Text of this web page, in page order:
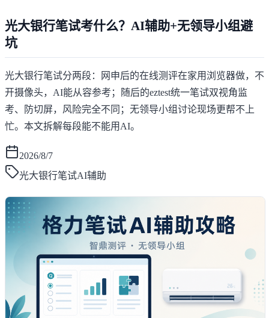
光大银行笔试考什么？AI辅助+无领导小组避
坑
光大银行笔试分两段：网申后的在线测评在家用浏览器做，不
开摄像头，AI能从容参考；随后的eztest统一笔试双视角监
考、防切屏，风险完全不同；无领导小组讨论现场更帮不上
忙。本文拆解每段能不能用AI。
2026/8/7
光大银行笔试AI辅助